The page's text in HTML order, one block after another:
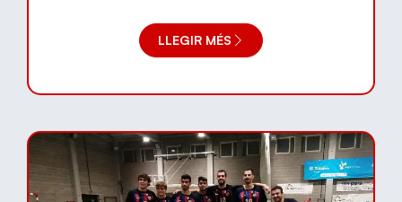
LLEGIR MÉS